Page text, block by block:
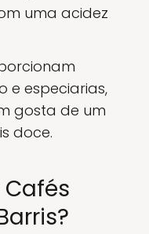
uma acidez
e especiarias,
gosta de um
doce.